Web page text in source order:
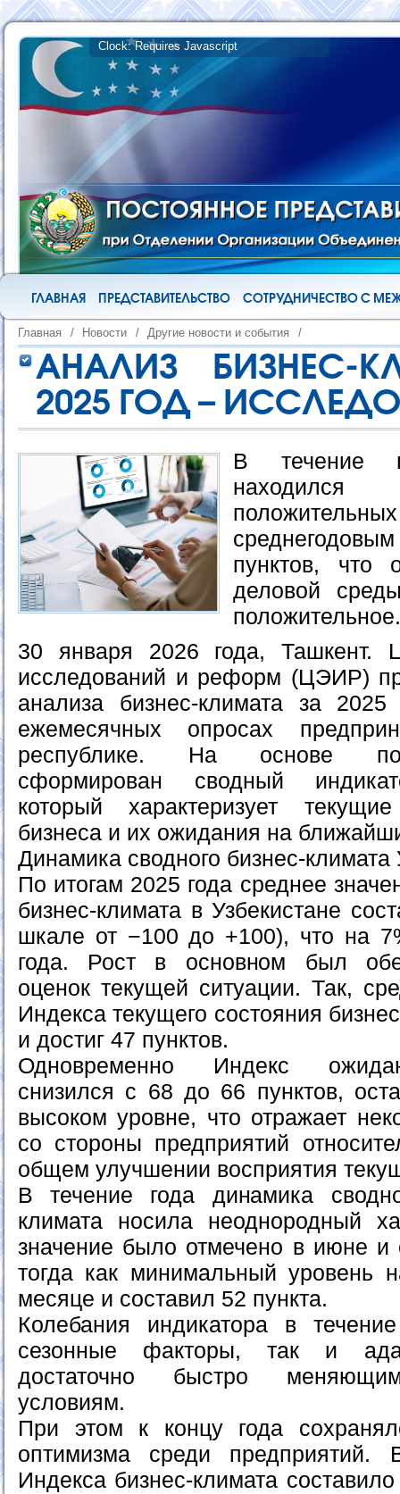
ГЛАВНАЯ ПРЕДСТАВИТЕЛЬСТВО СОТРУДНИЧЕСТВО С
Главная / Новости / Другие новости и события /
АНАЛИЗ БИЗНЕС-
2025 ГОД –
В течение
пунктов, что
деловой
положительное.
30 января 2026 года, Ташкент.
исследований и реформ (ЦЭИР)
анализа бизнес-климата за
ежемесячных опросах
республике. На основе
сформирован сводный
который характеризует
бизнеса и их ожидания на
Динамика сводного бизнес-климата
По итогам 2025 года среднее
бизнес-климата в Узбекистане
шкале от −100 до +100), что на
года. Рост в основном был
оценок текущей ситуации. Так,
Индекса текущего состояния
и достиг 47 пунктов.
Одновременно Индекс
снизился с 68 до 66 пунктов,
высоком уровне, что отражает
со стороны предприятий
общем улучшении восприятия
В течение года динамика
климата носила неоднородный
значение было отмечено в июне и
тогда как минимальный уровень
месяце и составил 52 пункта.
Колебания индикатора в
сезонные факторы, так и
достаточно быстро
условиям.
При этом к концу года
оптимизма среди предприятий.
Индекса бизнес-климата